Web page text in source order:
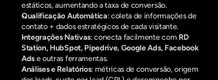
estáticos, aumentando a taxa de conversão.
Qualificação Automática: coleta de informações de
contato + dados estratégicos de cada visitante.
Integrações Nativas: conecta facilmente com RD
Station, HubSpot, Pipedrive, Google Ads, Facebook
Ads e outras ferramentas.
Análises e Relatórios: métricas de conversão, origem